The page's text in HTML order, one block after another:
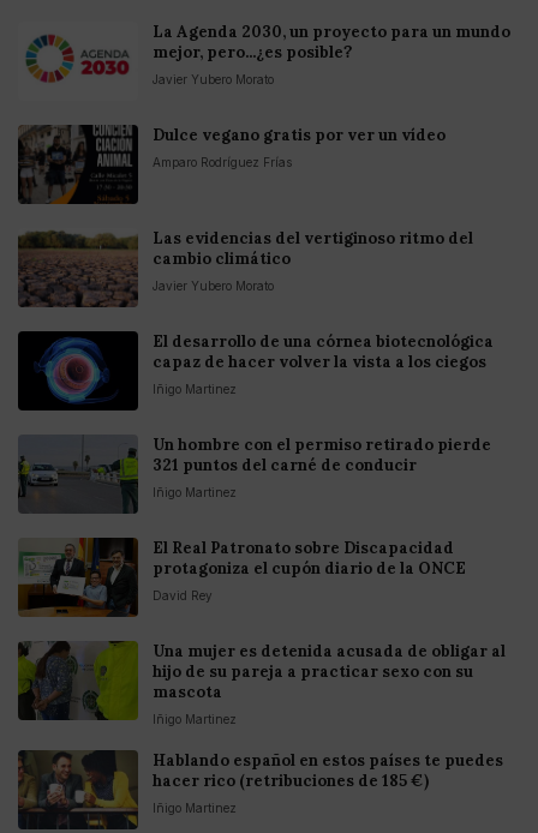
La Agenda 2030, un proyecto para un mundo
mejor, pero...¿es posible?
Javier Yubero Morato
Dulce vegano gratis por ver un vídeo
Amparo Rodríguez Frías
Las evidencias del vertiginoso ritmo del
cambio climático
Javier Yubero Morato
El desarrollo de una córnea biotecnológica
capaz de hacer volver la vista a los ciegos
Iñigo Martinez
Un hombre con el permiso retirado pierde
321 puntos del carné de conducir
Iñigo Martinez
El Real Patronato sobre Discapacidad
protagoniza el cupón diario de la ONCE
David Rey
Una mujer es detenida acusada de obligar al
hijo de su pareja a practicar sexo con su
mascota
Iñigo Martinez
Hablando español en estos países te puedes
hacer rico (retribuciones de 185 €)
Iñigo Martinez